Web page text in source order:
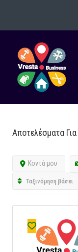
Αποτελέσματα Για
Κοντά μου
Ταξινόμηση βάσει